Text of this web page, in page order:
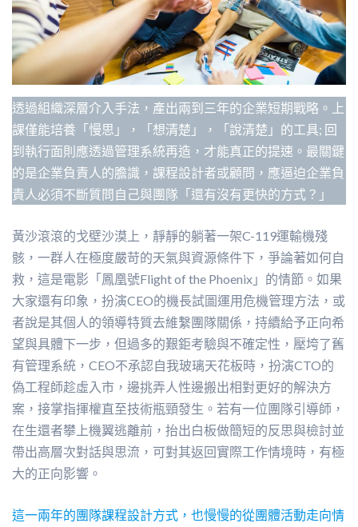
透過組織深層介入手法，產出兩到三年的企業短期戰略。上
課僅能培養「慢思」，「想清楚」，「說清楚」的工具; 回
到執行面則應透過管理系統再造，才能真正的提速。最關鍵
的是企業負責人的膽識，課程設計者或顧問，應逼迫企業負
責人必須不斷質問自己與團隊「還有沒有更快的方式？」
黃沙滾滾的戈壁沙漠上，靜靜的躺著一架C-119運輸機殘
骸，一群人在極度嚴苛的天氣與資源條件下，爭論著如何自
救，這是電影「鳳凰號Flight of the Phoenix」的情節。如果
大家還有印象，扮演CEO的機長試圖運用危機管理方法，或
者說是其個人的領導特質去維繫團隊關係，持續給予正向希
望與具體下一步，但過多的艱鉅考驗與不確定性，壓垮了舊
有管理系統，CEO不承認自我玻璃天花板時，扮演CTO的
偽工程師趁虛入市，邊挑弄人性邊搬出相對更好的解決方
案，接掌指揮權直至技術瓶頸發生。若有一位團隊引導師，
在生還者攀上機翼逃離前，抬出白板做簡短的反思與檢討並
帶出高層次對話與思流，可對其返回實際工作情境時，有極
大的正向影響。
這一兩年的團隊課程設計方式，也慢慢的從團體活動走向情